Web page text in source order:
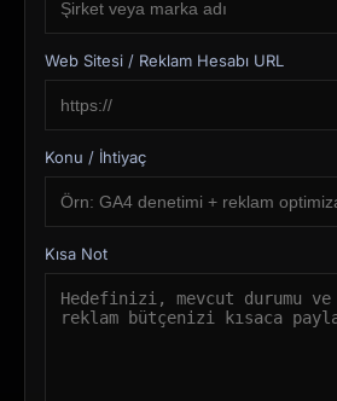
Web Sitesi / Reklam Hesabı URL
Konu / İhtiyaç
Kısa Not